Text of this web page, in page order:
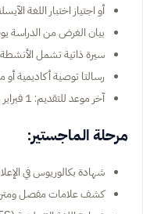
أو اجتياز اختبار اللغة
بيان الغرض من الدراسة
سيرة ذاتية تشمل
رسالتا توصية أكاديمية أو
آخر موعد للتقديم: 1 فبراير من كل عام لبدء الدراسة في سبتمبر.
مرحلة الماجستير:
شهادة بكالوريوس في
كشف علامات مفصل ومترجم